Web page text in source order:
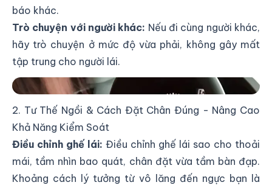
báo khác.
Trò chuyện với người khác: Nếu đi cùng người khác,
hãy trò chuyện ở mức độ vừa phải, không gây mất
tập trung cho người lái.
Tập trung lái xe an toàn
2. Tư Thế Ngồi & Cách Đặt Chân Đúng - Nâng Cao
Khả Năng Kiểm Soát
Điều chỉnh ghế lái: Điều chỉnh ghế lái sao cho thoải
mái, tầm nhìn bao quát, chân đặt vừa tầm bàn đạp.
Khoảng cách lý tưởng từ vô lăng đến ngực bạn là